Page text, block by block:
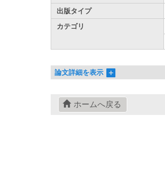
出版タイプ
カテゴリ
論文詳細を表示
ホームへ戻る